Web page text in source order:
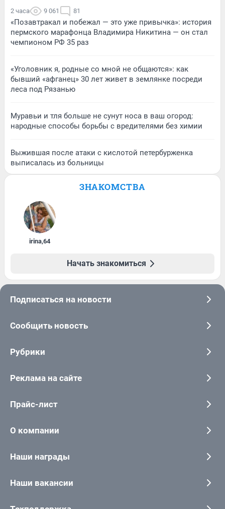
2 часа 9 061 81
«Позавтракал и побежал — это уже привычка»: история
пермского марафонца Владимира Никитина — он стал
чемпионом РФ 35 раз
«Уголовник я, родные со мной не общаются»: как
бывший «афганец» 30 лет живет в землянке посреди
леса под Рязанью
Муравьи и тля больше не сунут носа в ваш огород:
народные способы борьбы с вредителями без химии
Выжившая после атаки с кислотой петербурженка
выписалась из больницы
ЗНАКОМСТВА
irina,64
Начать знакомиться
Подписаться на новости
Сообщить новость
Рубрики
Реклама на сайте
Прайс-лист
О компании
Наши награды
Наши вакансии